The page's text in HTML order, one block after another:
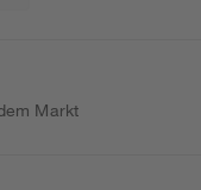
Markt